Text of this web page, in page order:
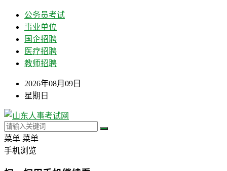
公务员考试
事业单位
国企招聘
医疗招聘
教师招聘
2026年08月09日
星期日
菜单 菜单
手机浏览